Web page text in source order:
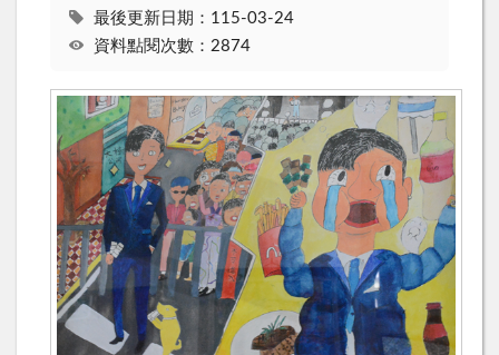
最後更新日期：115-03-24
資料點閱次數：2874